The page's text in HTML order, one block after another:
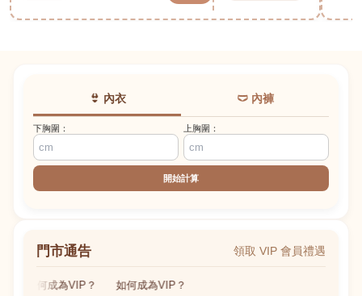
👙 內衣 🩲 內褲
下胸圍： 上胸圍：
開始計算
門市通告 領取 VIP 會員禮遇
如何成為VIP？ 如何成為VIP？